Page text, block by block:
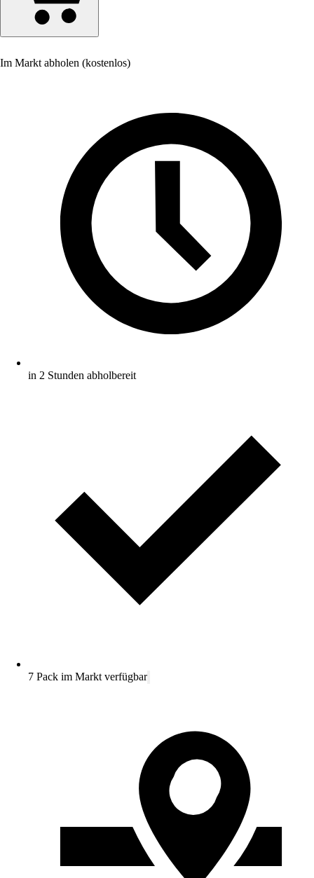
Im Markt abholen (kostenlos)
in 2 Stunden abholbereit
7 Pack im Markt verfügbar